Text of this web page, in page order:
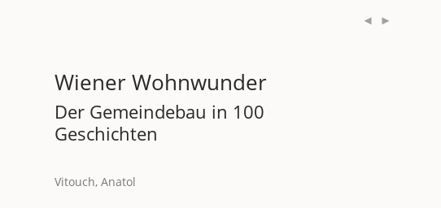
Wiener Wohnwunder
Der Gemeindebau in 100
Geschichten
Vitouch, Anatol